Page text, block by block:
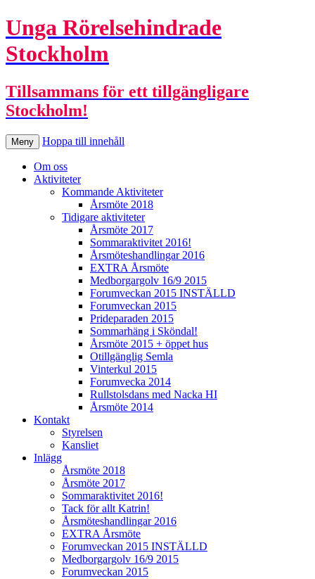
Unga Rörelsehindrade
Stockholm
Tillsammans för ett tillgängligare
Stockholm!
Meny Hoppa till innehåll
Om oss
Aktiviteter
Kommande Aktiviteter
Årsmöte 2018
Tidigare aktiviteter
Årsmöte 2017
Sommaraktivitet 2016!
Årsmöteshandlingar 2016
EXTRA Årsmöte
Medborgargolv 16/9 2015
Forumveckan 2015 INSTÄLLD
Forumveckan 2015
Prideparaden 2015
Sommarhäng i Sköndal!
Årsmöte 2015 + öppet hus
Otillgänglig Semla
Vinterkul 2015
Forumvecka 2014
Rullstolsdans med Nacka HI
Årsmöte 2014
Kontakt
Styrelsen
Kansliet
Inlägg
Årsmöte 2018
Årsmöte 2017
Sommaraktivitet 2016!
Tack för allt Katrin!
Årsmöteshandlingar 2016
EXTRA Årsmöte
Forumveckan 2015 INSTÄLLD
Medborgargolv 16/9 2015
Forumveckan 2015